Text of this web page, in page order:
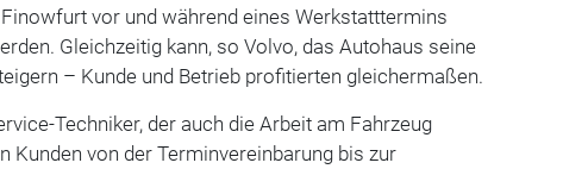
vor und während eines Werkstatttermins
Gleichzeitig kann, so Volvo, das Autohaus seine
– Kunde und Betrieb profitierten gleichermaßen.
Techniker, der auch die Arbeit am Fahrzeug
Kunden von der Terminvereinbarung bis zur